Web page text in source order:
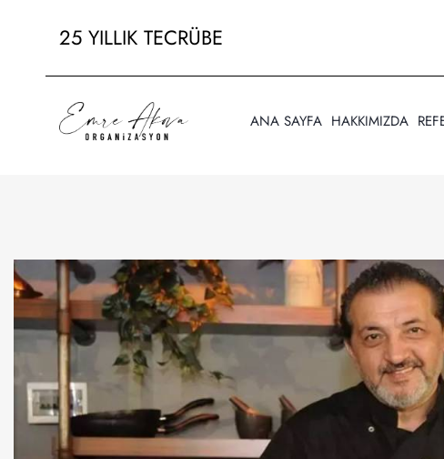
25 YILLIK TECRÜBE
ANA SAYFA HAKKIMIZDA